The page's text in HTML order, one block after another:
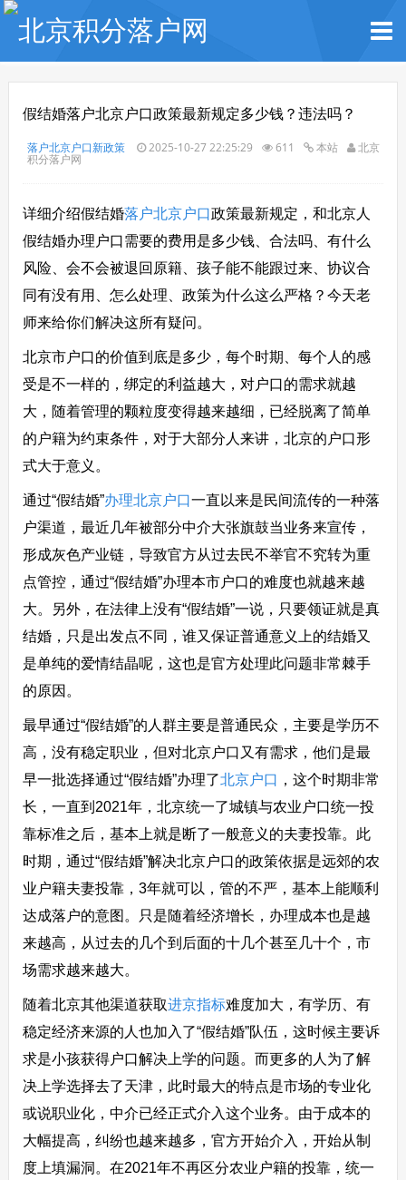
假结婚落户北京户口政策最新规定多少钱？违法吗？
落户北京户口新政策 2025-10-27 22:25:29 611 本站 北京
积分落户网
详细介绍假结婚落户北京户口政策最新规定，和北京人
假结婚办理户口需要的费用是多少钱、合法吗、有什么
风险、会不会被退回原籍、孩子能不能跟过来、协议合
同有没有用、怎么处理、政策为什么这么严格？今天老
师来给你们解决这所有疑问。
北京市户口的价值到底是多少，每个时期、每个人的感
受是不一样的，绑定的利益越大，对户口的需求就越
大，随着管理的颗粒度变得越来越细，已经脱离了简单
的户籍为约束条件，对于大部分人来讲，北京的户口形
式大于意义。
通过“假结婚”办理北京户口一直以来是民间流传的一种落
户渠道，最近几年被部分中介大张旗鼓当业务来宣传，
形成灰色产业链，导致官方从过去民不举官不究转为重
点管控，通过“假结婚”办理本市户口的难度也就越来越
大。另外，在法律上没有“假结婚”一说，只要领证就是真
结婚，只是出发点不同，谁又保证普通意义上的结婚又
是单纯的爱情结晶呢，这也是官方处理此问题非常棘手
的原因。
最早通过“假结婚”的人群主要是普通民众，主要是学历不
高，没有稳定职业，但对北京户口又有需求，他们是最
早一批选择通过“假结婚”办理了北京户口 ，这个时期非常
长，一直到2021年，北京统一了城镇与农业户口统一投
靠标准之后，基本上就是断了一般意义的夫妻投靠。此
时期，通过“假结婚”解决北京户口的政策依据是远郊的农
业户籍夫妻投靠，3年就可以，管的不严，基本上能顺利
达成落户的意图。只是随着经济增长，办理成本也是越
来越高，从过去的几个到后面的十几个甚至几十个，市
场需求越来越大。
随着北京其他渠道获取进京指标难度加大，有学历、有
稳定经济来源的人也加入了“假结婚”队伍，这时候主要诉
求是小孩获得户口解决上学的问题。而更多的人为了解
决上学选择去了天津，此时最大的特点是市场的专业化
或说职业化，中介已经正式介入这个业务。由于成本的
大幅提高，纠纷也越来越多，官方开始介入，开始从制
度上填漏洞。在2021年不再区分农业户籍的投靠，统一